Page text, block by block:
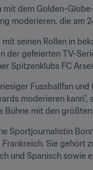
mit dem Golden-
moderieren, die am
mit seinen Rollen in
der gefeierten TV-
Spitzenklubs FC
Fussballfan
moderieren
Bühne mit den
Sportjournalistin
Frankreich. Sie gehört
und Spanisch sowie